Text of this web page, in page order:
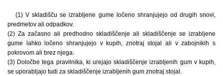
(1) V skladišču se izrabljene gume ločeno shranjujejo od drugih snovi,
predmetov ali odpadkov.
(2) Za začasno ali predhodno skladiščenje ali skladiščenje se izrabljene
gume lahko ločeno shranjujejo v kupih, znotraj stojal ali v zabojnikih s
pokrovom ali brez njega.
(3) Določbe tega pravilnika, ki urejajo skladiščenje izrabljenih gum v kupih,
se uporabljajo tudi za skladiščenje izrabljenih gum znotraj stojal.